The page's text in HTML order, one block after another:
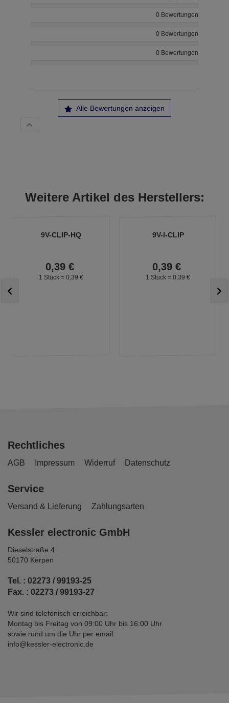
0 Bewertungen
0 Bewertungen
0 Bewertungen
Alle Bewertungen anzeigen
Weitere Artikel des Herstellers:
9V-CLIP-HQ
0,39 €
1 Stück = 0, 39 €
9V-I-CLIP
0,39 €
1 Stück = 0, 39 €
Rechtliches
AGB Impressum Widerruf Datenschutz
Service
Versand & Lieferung Zahlungsarten
Kessler electronic GmbH
Dieselstraße 4
50170 Kerpen
Tel. : 02273 / 99193-25
Fax. : 02273 / 99193-27
Wir sind telefonisch erreichbar:
Montag bis Freitag von 09:00 Uhr bis 16:00 Uhr
sowie rund um die Uhr per email
info@kessler-electronic.de